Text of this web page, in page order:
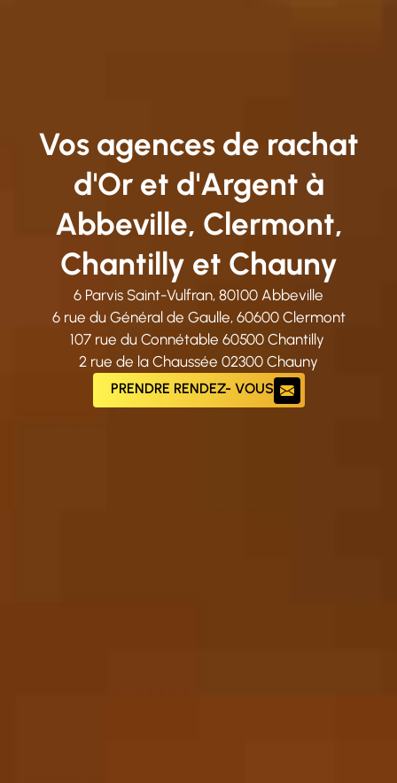
Vos agences de rachat
d'Or et d'Argent à
Abbeville, Clermont,
Chantilly et Chauny
6 Parvis Saint-Vulfran, 80100 Abbeville
6 rue du Général de Gaulle, 60600 Clermont
107 rue du Connétable 60500 Chantilly
2 rue de la Chaussée 02300 Chauny
PRENDRE RENDEZ- VOUS